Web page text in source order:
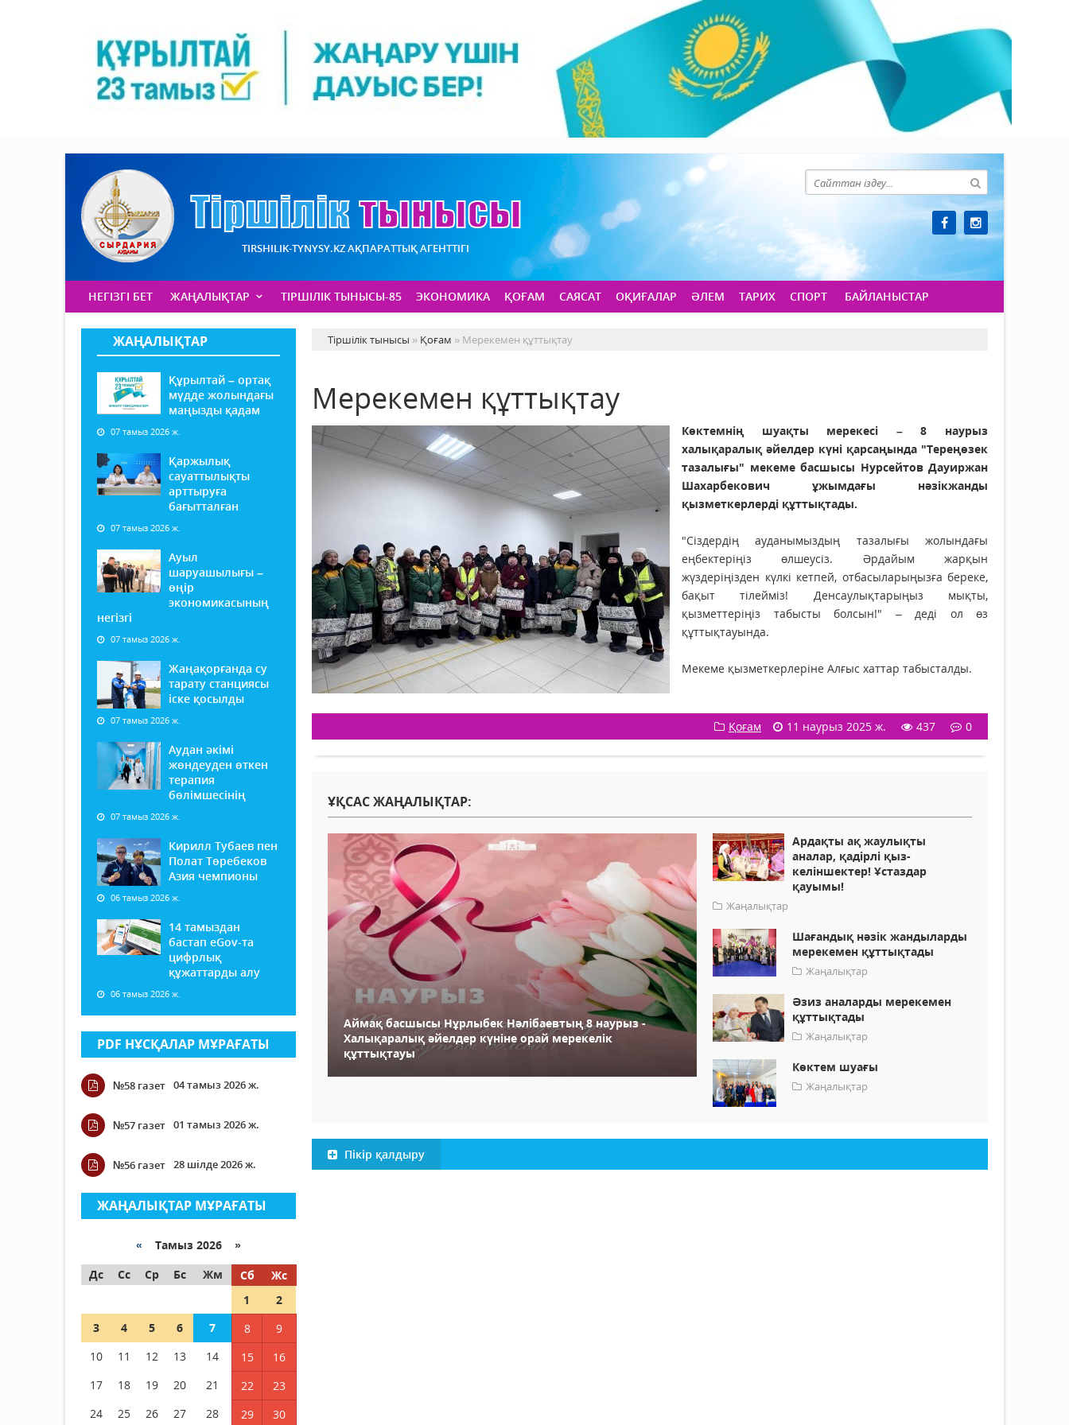
TIRSHILIK-TYNYSY.KZ АҚПАРАТТЫҚ АГЕНТТІГІ
НЕГІЗГІ БЕТ ЖАҢАЛЫҚТАР ТІРШІЛІК ТЫНЫСЫ-85 ЭКОНОМИКА ҚОҒАМ САЯСАТ ОҚИҒАЛАР ӘЛЕМ ТАРИХ СПОРТ БАЙЛАНЫСТАР
ЖАҢАЛЫҚТАР
Құрылтай – ортақ
мүдде жолындағы
маңызды қадам
07 тамыз 2026 ж.
Қаржылық
сауаттылықты
арттыруға
бағытталған
07 тамыз 2026 ж.
Ауыл
шаруашылығы –
өңір
экономикасының
негізгі
07 тамыз 2026 ж.
Жаңақорғанда су
тарату станциясы
іске қосылды
07 тамыз 2026 ж.
Аудан әкімі
жөндеуден өткен
терапия
бөлімшесінің
07 тамыз 2026 ж.
Кирилл Тубаев пен
Полат Төребеков
Азия чемпионы
06 тамыз 2026 ж.
14 тамыздан
бастап еGov-та
цифрлық
құжаттарды алу
06 тамыз 2026 ж.
PDF НҰСҚАЛАР МҰРАҒАТЫ
№58 газет 04 тамыз 2026 ж.
№57 газет 01 тамыз 2026 ж.
№56 газет 28 шілде 2026 ж.
ЖАҢАЛЫҚТАР МҰРАҒАТЫ
« Тамыз 2026 »
Дс
Сс Ср Бс Жм Сб
Жс
1
2
3
4 5 6 7 8
9
10
11 12 13 14 15
16
17
18 19 20 21 22
23
24
25 26 27 28 29 30
Тіршілік тынысы » Қоғам » Мерекемен құттықтау
Мерекемен құттықтау
Көктемнің шуақты мерекесі – 8 наурыз
халықаралық әйелдер күні қарсаңында "Тереңөзек
тазалығы" мекеме басшысы Нурсейтов Дауиржан
Шахарбекович ұжымдағы нәзікжанды
қызметкерлерді құттықтады.
"Сіздердің ауданымыздың тазалығы жолындағы
еңбектеріңіз өлшеусіз. Әрдайым жарқын
жүздеріңізден күлкі кетпей, отбасыларыңызға береке,
бақыт тілейміз! Денсаулықтарыңыз мықты,
қызметтеріңіз табысты болсын!" – деді ол өз
құттықтауында.
Мекеме қызметкерлеріне Алғыс хаттар табысталды.
Қоғам 11 наурыз 2025 ж. 437 0
ҰҚСАС ЖАҢАЛЫҚТАР:
Аймақ басшысы Нұрлыбек Нәлібаевтың 8 наурыз -
Халықаралық әйелдер күніне орай мерекелік
құттықтауы
Ардақты ақ жаулықты
аналар, қадірлі қыз-
келіншектер! Ұстаздар
қауымы!
Жаңалықтар
Шағандық нәзік жандыларды
мерекемен құттықтады
Жаңалықтар
Әзиз аналарды мерекемен
құттықтады
Жаңалықтар
Көктем шуағы
Жаңалықтар
Пікір қалдыру